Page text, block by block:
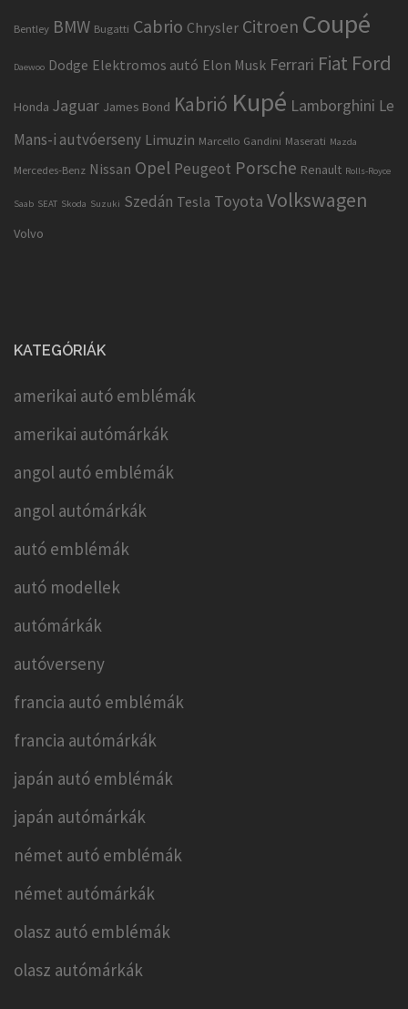
Bentley BMW Bugatti Cabrio Chrysler Citroen Coupé
Daewoo Dodge Elektromos autó Elon Musk Ferrari Fiat Ford
Honda Jaguar James Bond Kabrió Kupé Lamborghini Le
Mans-i autvóerseny Limuzin Marcello Gandini Maserati Mazda
Mercedes-Benz Nissan Opel Peugeot Porsche Renault Rolls-Royce
Saab SEAT Skoda Suzuki Szedán Tesla Toyota Volkswagen
Volvo
KATEGÓRIÁK
amerikai autó emblémák
amerikai autómárkák
angol autó emblémák
angol autómárkák
autó emblémák
autó modellek
autómárkák
autóverseny
francia autó emblémák
francia autómárkák
japán autó emblémák
japán autómárkák
német autó emblémák
német autómárkák
olasz autó emblémák
olasz autómárkák